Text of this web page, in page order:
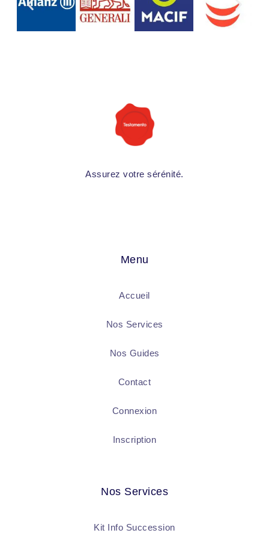
Assurez votre sérénité.
Menu
Accueil
Nos Services
Nos Guides
Contact
Connexion
Inscription
Nos Services
Kit Info Succession